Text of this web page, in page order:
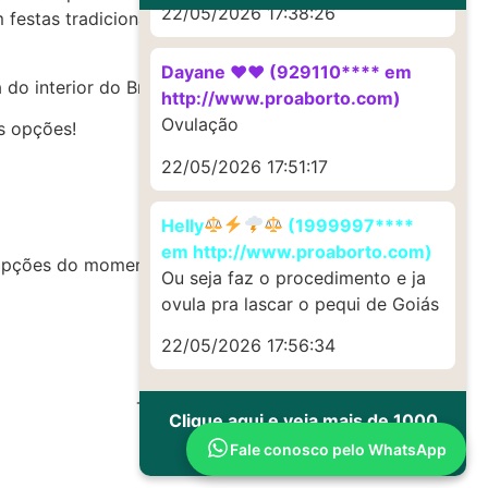
tradicionais e manifestações culturais
interior do Brasil.
opções!
do momento!
Todos os direitos reservados
Fale conosco pelo WhatsApp
22/05/2026 17:38:26
Dayane ♥️♥️ (929110**** em
http://www.proaborto.com)
Ovulação
22/05/2026 17:51:17
Helly
(1999997****
em http://www.proaborto.com)
Ou seja faz o procedimento e ja
ovula pra lascar o pequi de Goiás
22/05/2026 17:56:34
Clique aqui e veja mais de 1000
depoimentos de uso